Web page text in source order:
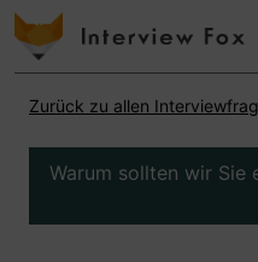
Zurück zu allen
Warum sollten wir Sie